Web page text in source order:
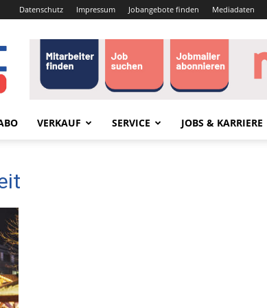
Datenschutz Impressum Jobangebote finden Mediadaten
VERKAUF SERVICE JOBS & KARRIERE